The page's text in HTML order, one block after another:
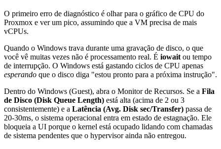
O primeiro erro de diagnóstico é olhar para o gráfico de CPU do
Proxmox e ver um pico, assumindo que a VM precisa de mais
vCPUs.
Quando o Windows trava durante uma gravação de disco, o que
você vê muitas vezes não é processamento real. É iowait ou tempo
de interrupção. O Windows está gastando ciclos de CPU apenas
esperando que o disco diga "estou pronto para a próxima instrução".
Dentro do Windows (Guest), abra o Monitor de Recursos. Se a Fila
de Disco (Disk Queue Length) está alta (acima de 2 ou 3
consistentemente) e a Latência (Avg. Disk sec/Transfer) passa de
20-30ms, o sistema operacional entra em estado de estagnação. Ele
bloqueia a UI porque o kernel está ocupado lidando com chamadas
de sistema pendentes que o hypervisor ainda não entregou.